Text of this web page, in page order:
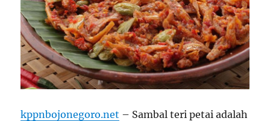
kppnbojonegoro.net – Sambal teri petai adalah